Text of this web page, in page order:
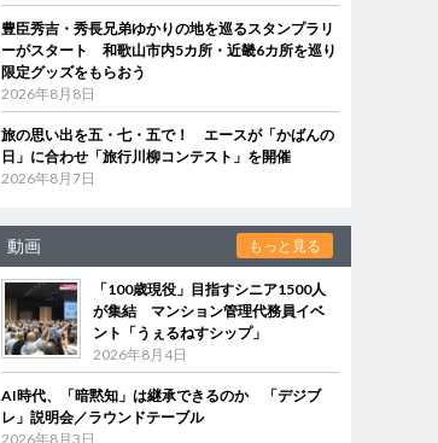
豊臣秀吉・秀長兄弟ゆかりの地を巡るスタンプラリ
ーがスタート 和歌山市内5カ所・近畿6カ所を巡り
限定グッズをもらおう
2026年8月8日
旅の思い出を五・七・五で！ エースが「かばんの
日」に合わせ「旅行川柳コンテスト」を開催
2026年8月7日
動画 もっと見る
「100歳現役」目指すシニア1500人
が集結 マンション管理代務員イベ
ント「うぇるねすシップ」
2026年8月4日
AI時代、「暗黙知」は継承できるのか 「デジブ
レ」説明会／ラウンドテーブル
2026年8月3日